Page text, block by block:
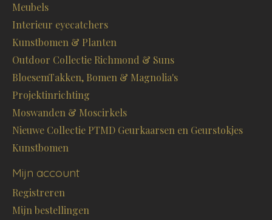
Meubels
Interieur eyecatchers
Kunstbomen & Planten
Outdoor Collectie Richmond & Suns
BloesemTakken, Bomen & Magnolia's
Projektinrichting
Moswanden & Moscirkels
Nieuwe Collectie PTMD Geurkaarsen en Geurstokjes
Kunstbomen
Mijn account
Registreren
Mijn bestellingen